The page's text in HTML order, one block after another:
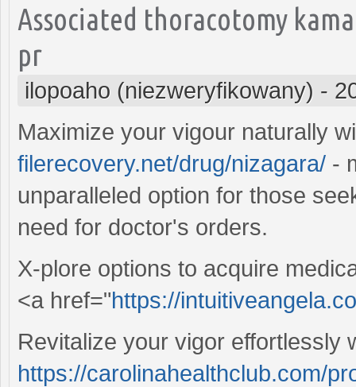
Associated thoracotomy
pr
ilopoaho (niezweryfikowany) -
Maximize your vigour naturally
filerecovery.net/drug/nizagara/ -
unparalleled option for those
need for doctor's orders.
X-plore options to acquire
<a href="https://
Revitalize your vigor effortlessly
https://carolinahealthclub.com/